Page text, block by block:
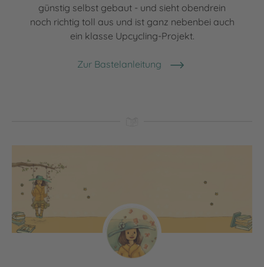
günstig selbst gebaut - und sieht obendrein
noch richtig toll aus und ist ganz nebenbei auch
ein klasse Upcycling-Projekt.
Zur Bastelanleitung